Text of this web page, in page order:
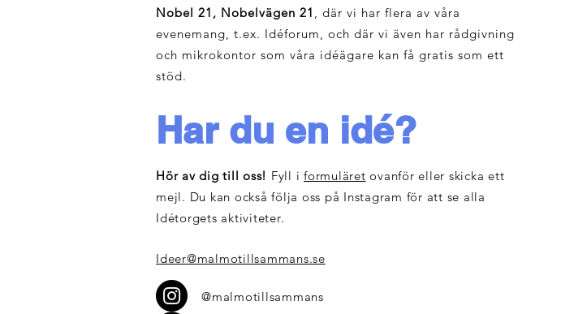
Nobel 21, Nobelvägen 21 , där vi har flera av våra
evenemang, t.ex. Idéforum, och där vi även har rådgivning
och mikrokontor som våra idéägare kan få gratis som ett
stöd.
Har du en idé?
​Hör av dig till oss! Fyll i formuläret ovanför eller skicka ett
mejl. Du kan också följa oss på Instagram för att se alla
Idétorgets aktiviteter.
Ideer@malmotillsammans.se
@malmotillsammans